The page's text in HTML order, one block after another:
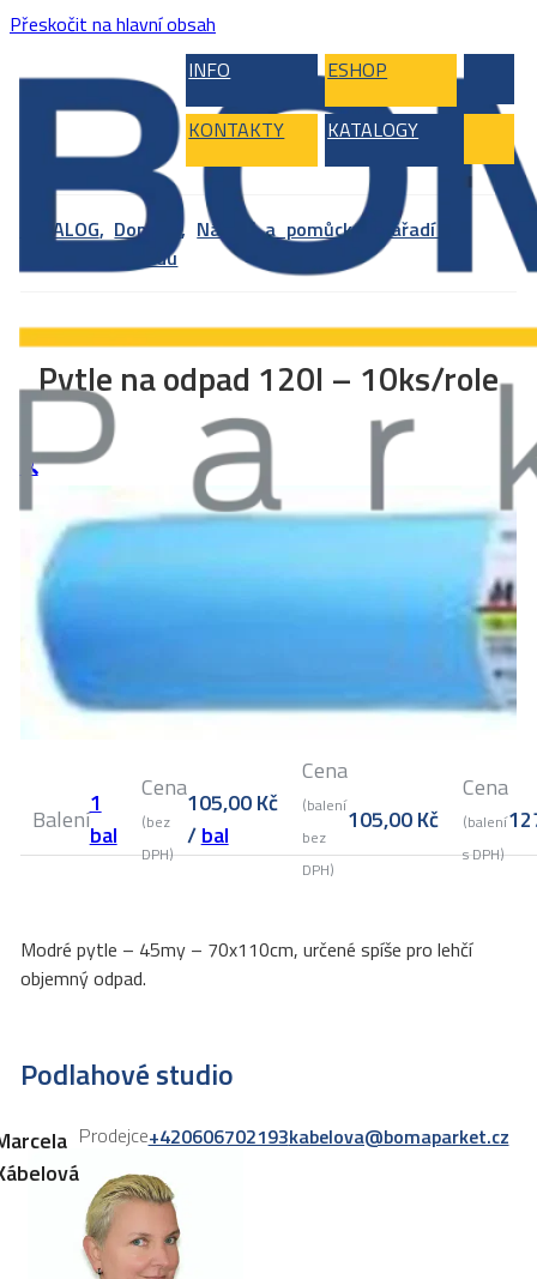
Přeskočit na hlavní obsah
INFO
ESHOP
KONTAKTY KATALOGY
KATALOG, Doplňky, Nářadí a pomůcky
Nářadí na
přípravu podkladu
Pytle na odpad 120l – 10ks/role
🔍
Balení1
bal
Cena
(bez
DPH)
105,00Kč
/bal
Cena
(balení
bez
DPH)
105,00Kč
Cena
(balení
s DPH)
Modré pytle – 45my – 70x110cm, určené spíše pro lehčí
objemný odpad.
Podlahové studio
Prodejce+420606702193kabelova@bomaparket.cz